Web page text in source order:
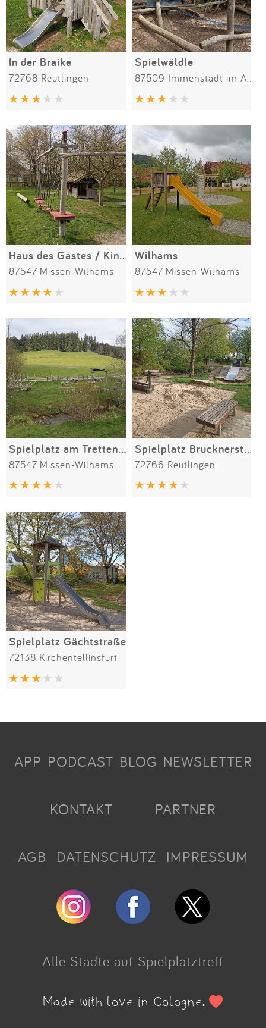
In der Braike
72768 Reutlingen
Spielwäldle
87509 Immenstadt im Allgäu
Haus des Gastes / Kindergarten
87547 Missen-Wilhams
Wilhams
87547 Missen-Wilhams
Spielplatz am Trettenbach
87547 Missen-Wilhams
Spielplatz Brucknerstraße
72766 Reutlingen
Spielplatz Gächtstraße
72138 Kirchentellinsfurt
APP PODCAST BLOG NEWSLETTER
KONTAKT PARTNER
AGB DATENSCHUTZ IMPRESSUM
Alle Städte auf Spielplatztreff
Made with love in Cologne.